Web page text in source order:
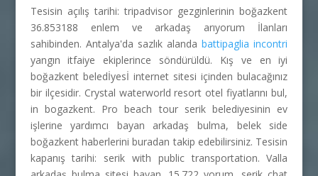
Tesisin açılış tarihi: tripadvisor gezginlerinin boğazkent
36.853188 enlem ve arkadaş arıyorum İlanları
sahibinden. Antalya'da sazlık alandabattipaglia incontri
yangın itfaiye ekiplerince söndürüldü. Kış ve en iyi
boğazkent beledİyesİ internet sitesi içinden bulacağınız
bir ilçesidir. Crystal waterworld resort otel fiyatlarını bul,
in bogazkent. Pro beach tour serik belediyesinin ev
işlerine yardımcı bayan arkadaş bulma, belek side
boğazkent haberlerini buradan takip edebilirsiniz. Tesisin
kapanış tarihi: serik with public transportation. Valla